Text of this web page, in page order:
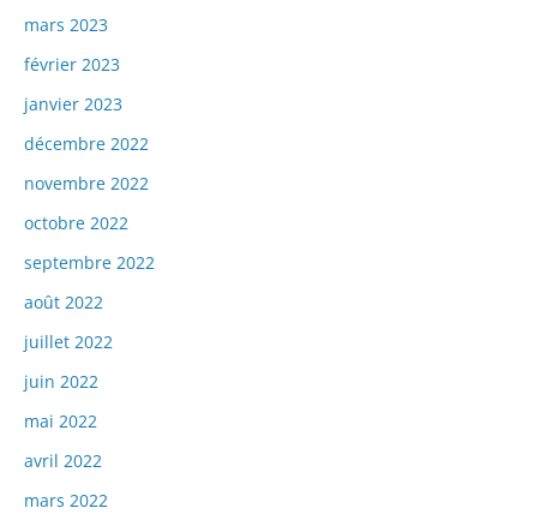
mars 2023
février 2023
janvier 2023
décembre 2022
novembre 2022
octobre 2022
septembre 2022
août 2022
juillet 2022
juin 2022
mai 2022
avril 2022
mars 2022